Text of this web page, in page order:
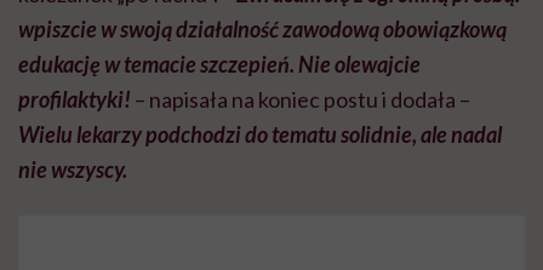
wpiszcie w swoją działalność zawodową obowiązkową
edukację w temacie szczepień. Nie olewajcie
profilaktyki! – napisała na koniec postu i dodała –
Wielu lekarzy podchodzi do tematu solidnie, ale nadal
nie wszyscy.